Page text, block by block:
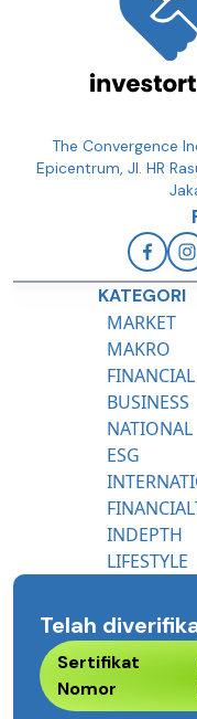
The Convergence
Epicentrum, Jl. HR
KATEGORI
MARKET
MAKRO
FINANCIAL
BUSINESS
NATIONAL
ESG
INDEPTH
LIFESTYLE
Telah
Sertifikat
Nomor